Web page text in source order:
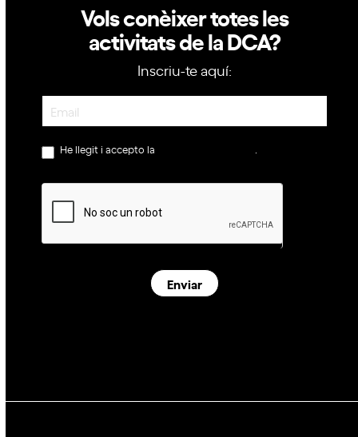
Vols conèixer totes les
activitats de la DCA?
Inscriu-te aquí:
Newsletter
He llegit i accepto la
Enviar